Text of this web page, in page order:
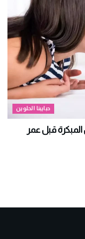
حبايبنا الحلوين
قبل عمر